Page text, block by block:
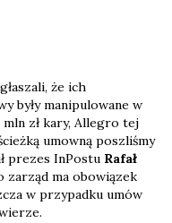
że ich
były manipulowane w
zł kary, Allegro tej
umowną poszliśmy
prezes InPostu Rafał
zarząd ma obowiązek
w przypadku umów